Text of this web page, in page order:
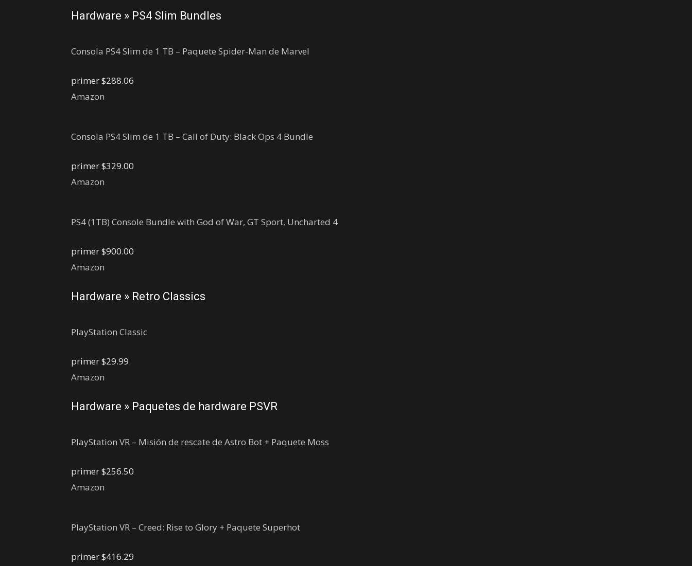
Hardware » PS4 Slim Bundles
Consola PS4 Slim de 1 TB – Paquete Spider-Man de Marvel
primer$288.06
Amazon
Consola PS4 Slim de 1 TB – Call of Duty: Black Ops 4 Bundle
primer$329.00
Amazon
PS4 (1TB) Console Bundle with God of War, GT Sport, Uncharted 4
primer$900.00
Amazon
Hardware » Retro Classics
PlayStation Classic
primer$29.99
Amazon
Hardware » Paquetes de hardware PSVR
PlayStation VR – Misión de rescate de Astro Bot + Paquete Moss
primer$256.50
Amazon
PlayStation VR – Creed: Rise to Glory + Paquete Superhot
primer$416.29